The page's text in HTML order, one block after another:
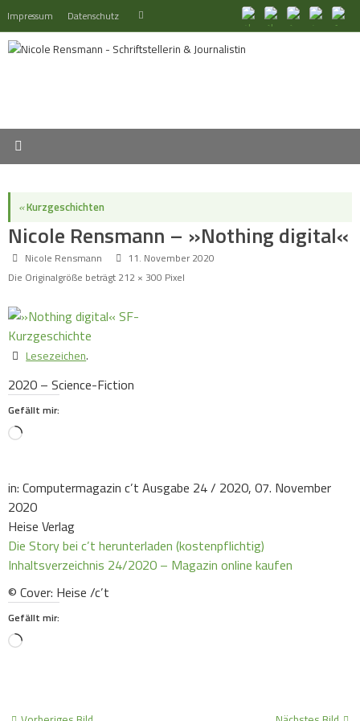
Inhalt
springen
Impressum Datenschutz Suchen
«Kurzgeschichten
Nicole Rensmann – »Nothing digital«
Nicole Rensmann
11. November 2020
Die Originalgröße beträgt 212 × 300 Pixel
Lesezeichen.
2020 – Science-Fiction
Gefällt mir:
Loading…
in: Computermagazin c’t Ausgabe 24 / 2020, 07. November
2020
Heise Verlag
Die Story bei c’t herunterladen (kostenpflichtig)
Inhaltsverzeichnis 24/2020 – Magazin online kaufen
© Cover: Heise /c’t
Gefällt mir:
Loading…